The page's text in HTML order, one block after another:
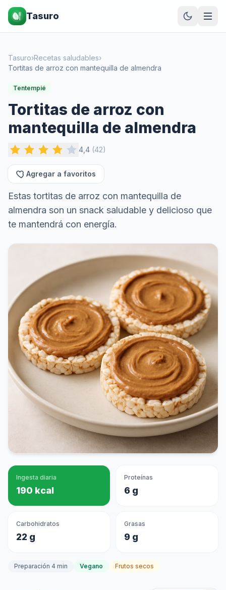
Tasuro
Tasuro›Recetas saludables›
Tortitas de arroz con mantequilla de almendra
Tentempié
Tortitas de arroz con
mantequilla de almendra
4,4 (42)
Agregar a favoritos
Estas tortitas de arroz con mantequilla de
almendra son un snack saludable y delicioso que
te mantendrá con energía.
Ingesta diaria
190 kcal
Proteínas
6 g
Carbohidratos
22 g
Grasas
9 g
Preparación 4 min Vegano Frutos secos